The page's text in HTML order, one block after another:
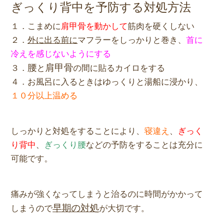
ぎっくり背中を予防する対処方法
１．こまめに肩甲骨を動かして筋肉を硬くしない
２． 外に出る前にマフラーをしっかりと巻き、 首に
冷えを感じないようにする
３． 腰と 肩甲骨の間に貼るカイロをする
４．お風呂に入るときはゆっくりと湯船に浸かり、
１０分以上温める
しっかりと対処をすることにより、 寝違え 、
ぎっく
り背中 、 ぎっくり腰などの予防をすることは充分に
可能です。
痛みが強くなってしまうと治るのに時間がかかって
しまうので早期の対処が大切です。